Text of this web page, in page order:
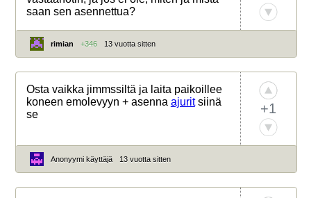
saan sen asennettua?
rimian +346 13 vuotta sitten
Osta vaikka jimmssiltä ja laita paikoillee
koneen emolevyyn + asenna ajuritsiinä
se
+1
Anonyymi käyttäjä 13 vuotta sitten